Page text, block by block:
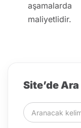
maliyetlidir.
Site’de Ara